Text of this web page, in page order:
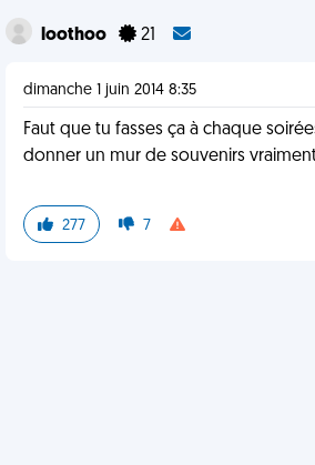
loothoo 21
dimanche 1 juin 2014 8:35
Faut que tu fasses ça à chaque
donner un mur de souvenirs
277 7